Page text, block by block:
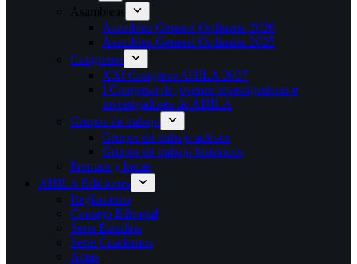
Asambleas
Asamblea General Ordinaria 2026
Asamblea General Ordinaria 2025
Congresos
XXI Congreso AHILA 2027
I Congreso de jóvenes investigadoras e
investigadores de AHILA
Grupos de trabajo
Grupos de trabajo activos
Grupos de trabajo históricos
Premios y becas
AHILA Ediciones
Reglamento
Consejo Editorial
Serie Estudios
Serie Cuadernos
Actas